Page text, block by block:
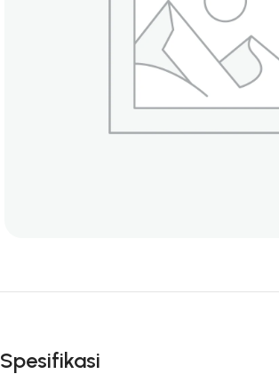
Spesifikasi